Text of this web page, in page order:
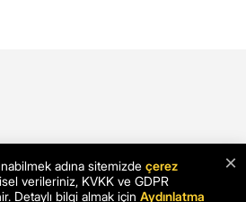
×
adına sitemizde çerez
verileriniz, KVKK ve GDPR
Detaylı bilgi almak için Aydınlatma